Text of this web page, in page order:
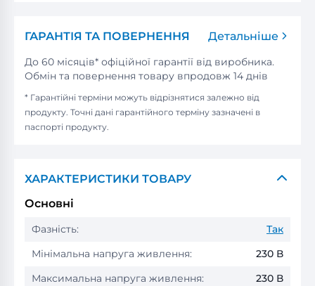
ГАРАНТІЯ ТА ПОВЕРНЕННЯ Детальніше
До 60 місяців* офіційної гарантії від виробника.
Обмін та повернення товару впродовж 14 днів
* Гарантійні терміни можуть відрізнятися залежно від
продукту. Точні дані гарантійного терміну зазначені в
паспорті продукту.
ХАРАКТЕРИСТИКИ ТОВАРУ
Основні
Фазність:
Так
Мінімальна напруга живлення:
230 В
Максимальна напруга живлення:
230 В